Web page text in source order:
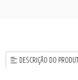
DESCRIÇÃO DO